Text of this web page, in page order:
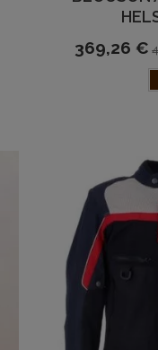
369,26 €